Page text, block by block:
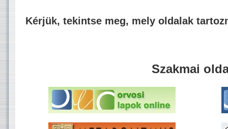
Kérjük, tekintse meg, mely oldalak
Szakmai